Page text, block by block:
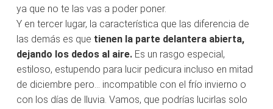
ya que no te las vas a poder poner.
Y en tercer lugar, la característica que las diferencia de
las demás es que tienen la parte delantera abierta,
dejando los dedos al aire. Es un rasgo especial,
estiloso, estupendo para lucir pedicura incluso en mitad
de diciembre pero... incompatible con el frío invierno o
con los días de lluvia. Vamos, que podrías lucirlas solo